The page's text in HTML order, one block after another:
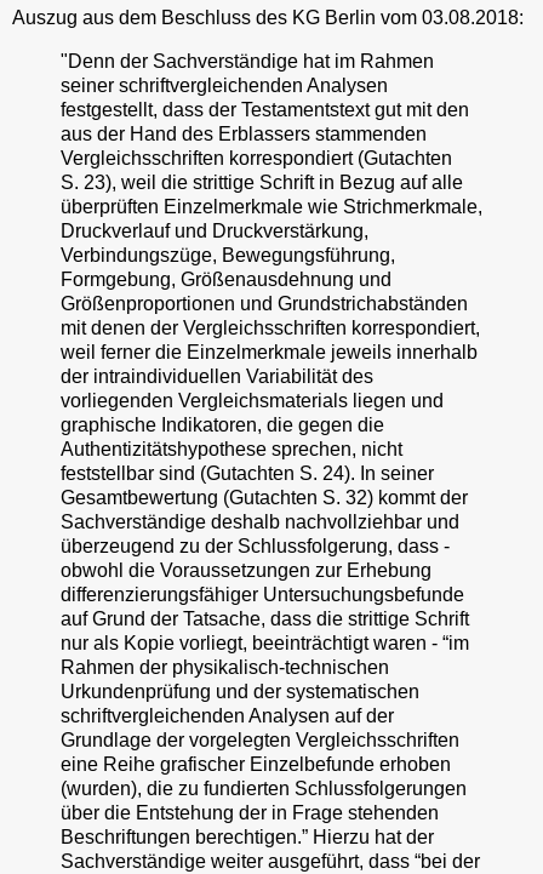
Auszug aus dem Beschluss des KG Berlin vom 03.08.2018:
"Denn der Sachverständige hat im Rahmen
seiner schriftvergleichenden Analysen
festgestellt, dass der Testamentstext gut mit den
aus der Hand des Erblassers stammenden
Vergleichsschriften korrespondiert (Gutachten
S. 23), weil die strittige Schrift in Bezug auf alle
überprüften Einzelmerkmale wie Strichmerkmale,
Druckverlauf und Druckverstärkung,
Verbindungszüge, Bewegungsführung,
Formgebung, Größenausdehnung und
Größenproportionen und Grundstrichabständen
mit denen der Vergleichsschriften korrespondiert,
weil ferner die Einzelmerkmale jeweils innerhalb
der intraindividuellen Variabilität des
vorliegenden Vergleichsmaterials liegen und
graphische Indikatoren, die gegen die
Authentizitätshypothese sprechen, nicht
feststellbar sind (Gutachten S. 24). In seiner
Gesamtbewertung (Gutachten S. 32) kommt der
Sachverständige deshalb nachvollziehbar und
überzeugend zu der Schlussfolgerung, dass -
obwohl die Voraussetzungen zur Erhebung
differenzierungsfähiger Untersuchungsbefunde
auf Grund der Tatsache, dass die strittige Schrift
nur als Kopie vorliegt, beeinträchtigt waren - “im
Rahmen der physikalisch-technischen
Urkundenprüfung und der systematischen
schriftvergleichenden Analysen auf der
Grundlage der vorgelegten Vergleichsschriften
eine Reihe grafischer Einzelbefunde erhoben
(wurden), die zu fundierten Schlussfolgerungen
über die Entstehung der in Frage stehenden
Beschriftungen berechtigen.” Hierzu hat der
Sachverständige weiter ausgeführt, dass “bei der